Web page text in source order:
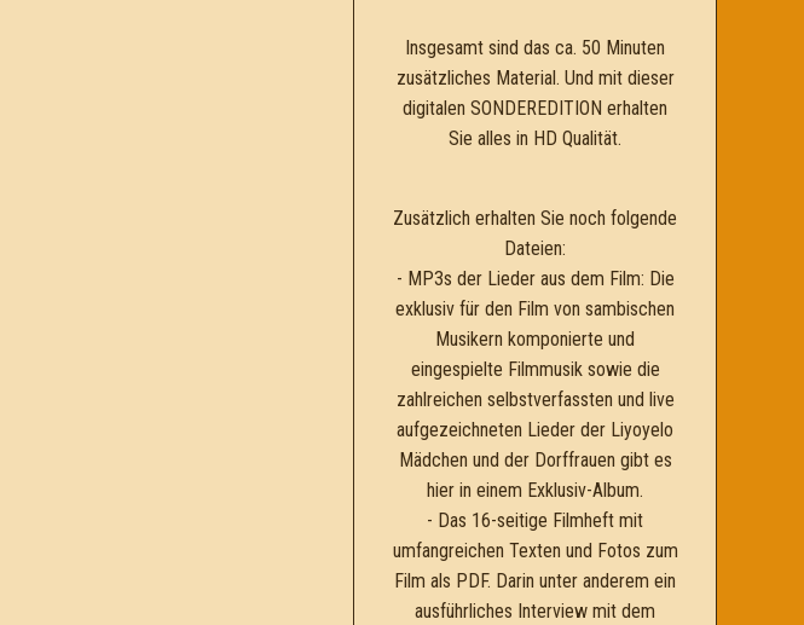
Insgesamt sind das ca. 50 Minuten
zusätzliches Material. Und mit dieser
digitalen SONDEREDITION erhalten
Sie alles in HD Qualität.
Zusätzlich erhalten Sie noch folgende
Dateien:
- MP3s der Lieder aus dem Film: Die
exklusiv für den Film von sambischen
Musikern komponierte und
eingespielte Filmmusik sowie die
zahlreichen selbstverfassten und live
aufgezeichneten Lieder der Liyoyelo
Mädchen und der Dorffrauen gibt es
hier in einem Exklusiv-Album.
- Das 16-seitige Filmheft mit
umfangreichen Texten und Fotos zum
Film als PDF. Darin unter anderem ein
ausführliches Interview mit dem